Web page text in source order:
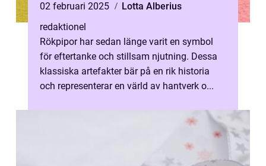
02 februari 2025
Lotta Alberius
redaktionel
Rökpipor har sedan länge varit en symbol
för eftertanke och stillsam njutning. Dessa
klassiska artefakter bär på en rik historia
och representerar en värld av hantverk o...